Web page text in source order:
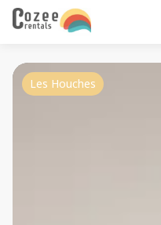
Les Houches